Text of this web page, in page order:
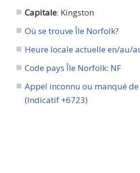
Capitale: Kingston
Où se trouve Île Norfolk?
Heure locale actuelle en/au/
Code pays Île Norfolk: NF
Appel inconnu ou manqué
(Indicatif +6723)